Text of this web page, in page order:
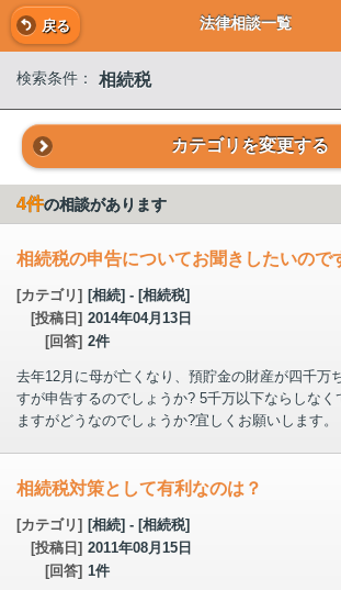
戻る 法律相談一覧
検索条件： 相続税
カテゴリを変更する
4件の相談があります
相続税の申告についてお聞きしたいので
[カテゴリ] [相続] - [相続税]
[投稿日] 2014年04月13日
[回答] 2件
去年12月に母が亡くなり、預貯金の財産が四千万
すが申告するのでしょうか? 5千万以下ならしなく
ますがどうなのでしょうか?宜しくお願いします。
相続税対策として有利なのは？
[カテゴリ] [相続] - [相続税]
[投稿日] 2011年08月15日
[回答] 1件